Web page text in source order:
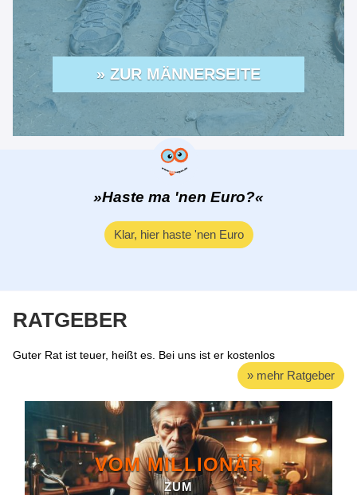
» ZUR MÄNNERSEITE
»Haste ma 'nen Euro?«
Klar, hier haste 'nen Euro
RATGEBER
Guter Rat ist teuer, heißt es. Bei uns ist er kostenlos
» mehr Ratgeber
VOM MILLIONÄR
ZUM